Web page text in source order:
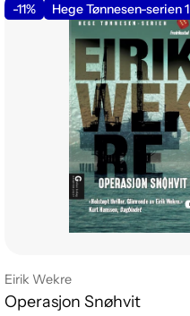
-11% Hege Tønnesen-serien 1
Leverandør:
Eirik Wekre
Operasjon Snøhvit